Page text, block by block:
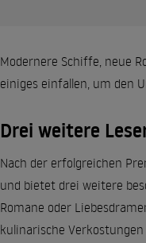
Modernere Schiffe, neue
einiges einfallen, um den
Drei weitere
Nach der erfolgreichen
und bietet drei weitere
Romane oder
kulinarische